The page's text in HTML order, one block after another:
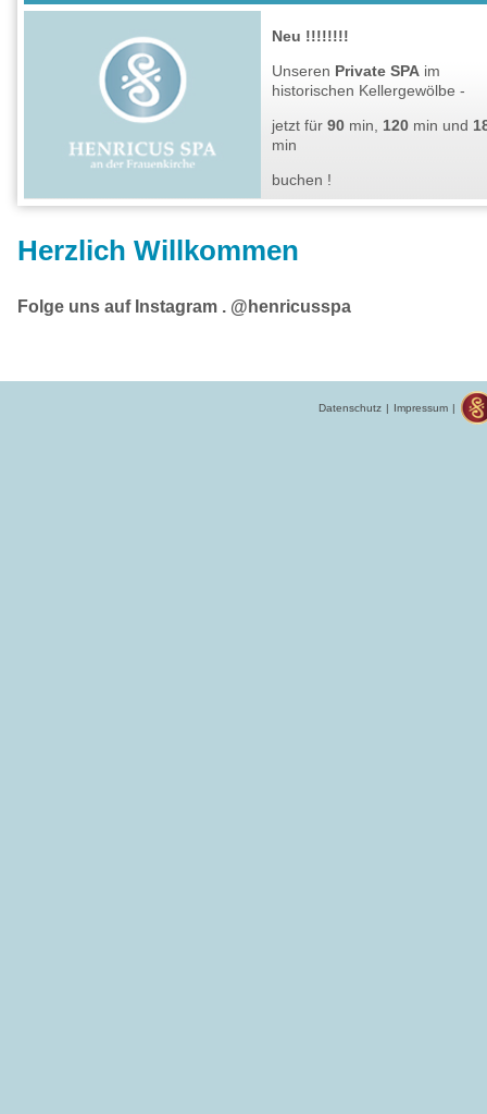
Neu !!!!!!!!
Unseren Private SPA im
historischen Kellergewölbe -
jetzt für 90 min, 120 min und
min
buchen !
Herzlich Willkommen
Folge uns auf Instagram . @henricusspa
Datenschutz Impressum